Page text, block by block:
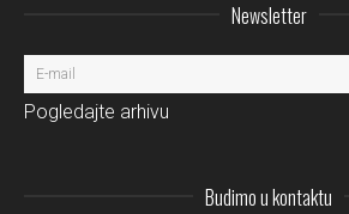
Newsletter
Pogledajte arhivu
Budimo u kontaktu